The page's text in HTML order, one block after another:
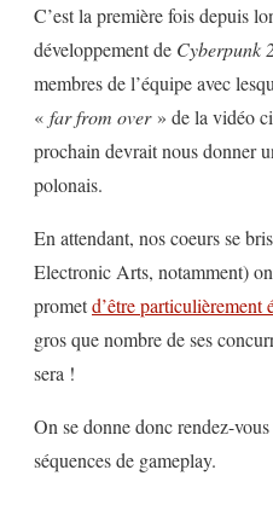
C’est la première fois depuis
développement de Cyberpunk
membres de l’équipe avec
« far from over» de la vidéo
prochain devrait nous donner
polonais.
En attendant, nos coeurs se
Electronic Arts, notamment)
prometd’être particulièrement
gros que nombre de ses
sera !
On se donne donc rendez-vous
séquences de gameplay.